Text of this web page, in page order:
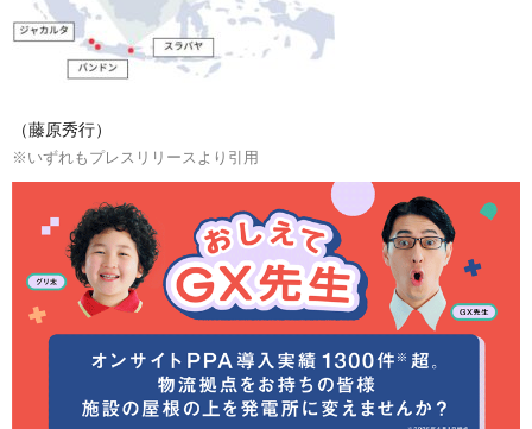
（藤原秀行）
※いずれもプレスリリースより引用